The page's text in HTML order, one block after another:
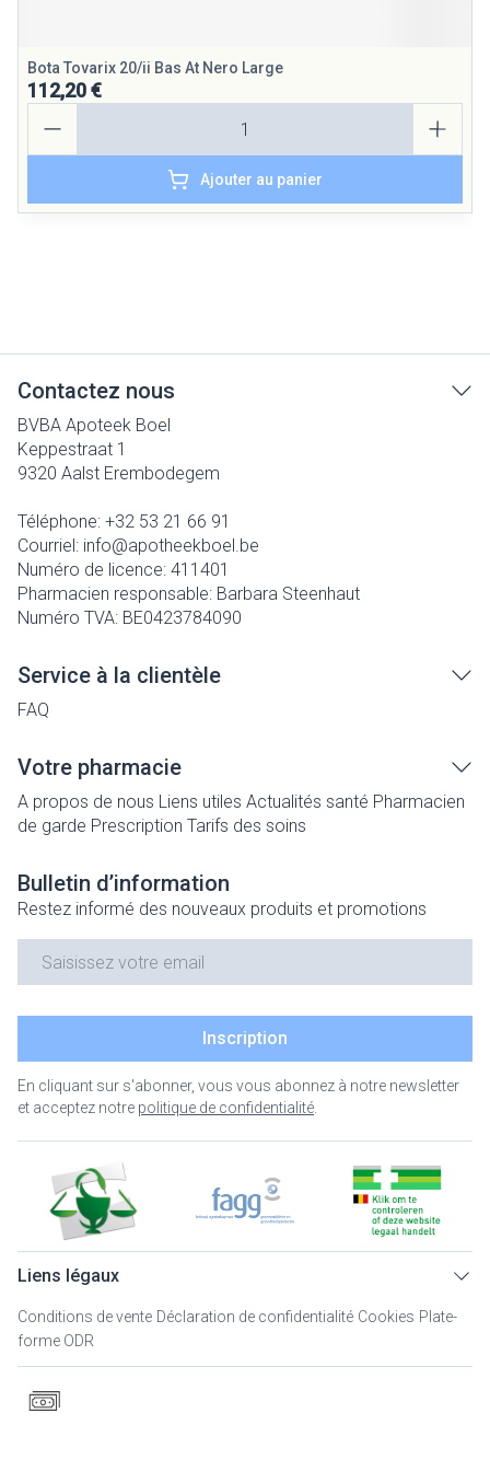
Bota Tovarix 20/ii Bas At Nero Large
112,20 €
Ajouter au panier
Contactez nous
BVBA Apoteek Boel
Keppestraat 1
9320 Aalst Erembodegem
Téléphone: +32 53 21 66 91
Courriel: info@apotheekboel.be
Numéro de licence: 411401
Pharmacien responsable: Barbara Steenhaut
Numéro TVA: BE0423784090
Service à la clientèle
FAQ
Votre pharmacie
A propos de nous Liens utiles Actualités santé Pharmacien
de garde Prescription Tarifs des soins
Bulletin d’information
Restez informé des nouveaux produits et promotions
Inscription
En cliquant sur s'abonner, vous vous abonnez à notre newsletter
et acceptez notre politique de confidentialité
Liens légaux
Conditions de vente Déclaration de confidentialité Cookies Plate-
forme ODR